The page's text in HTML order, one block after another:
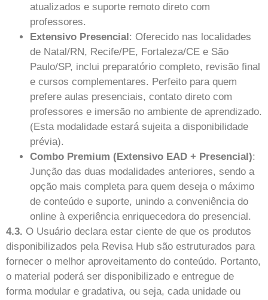
atualizados e suporte remoto direto com
professores.
Extensivo Presencial: Oferecido nas localidades
de Natal/RN, Recife/PE, Fortaleza/CE e São
Paulo/SP, inclui preparatório completo, revisão final
e cursos complementares. Perfeito para quem
prefere aulas presenciais, contato direto com
professores e imersão no ambiente de aprendizado.
(Esta modalidade estará sujeita a disponibilidade
prévia).
Combo Premium (Extensivo EAD + Presencial):
Junção das duas modalidades anteriores, sendo a
opção mais completa para quem deseja o máximo
de conteúdo e suporte, unindo a conveniência do
online à experiência enriquecedora do presencial.
4.3. O Usuário declara estar ciente de que os produtos
disponibilizados pela Revisa Hub são estruturados para
fornecer o melhor aproveitamento do conteúdo. Portanto,
o material poderá ser disponibilizado e entregue de
forma modular e gradativa, ou seja, cada unidade ou